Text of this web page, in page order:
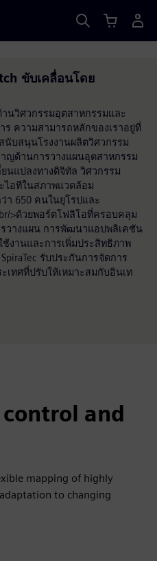
ขับเคลื่อนโดย
นวิศวกรรมอุตสาหกรรมและ
ความสามารถหลักของเราอยู่ที่
นับสนุนโรงงานผลิตวิศวกรรม
าญด้านการวางแผนอุตสาหกรรม
นแปลงทางดิจิทัล วิศวกรรม
อทีในสภาพแวดล้อม
า 650 คนในยุโรปและ
>ด้วยพอร์ตโฟลิโอที่ครอบคลุม
วางแผน การพัฒนาแอปพลิเคชัน
ช้งานและการเพิ่มประสิทธิภาพ
รับประกันการจัดการ
เทศที่ปรับให้เหมาะสมกับอินเท
control and
mapping of highly
to changing